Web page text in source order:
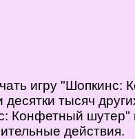
игру "Шопкинс:
тысяч
Конфетный шутер"
действия.